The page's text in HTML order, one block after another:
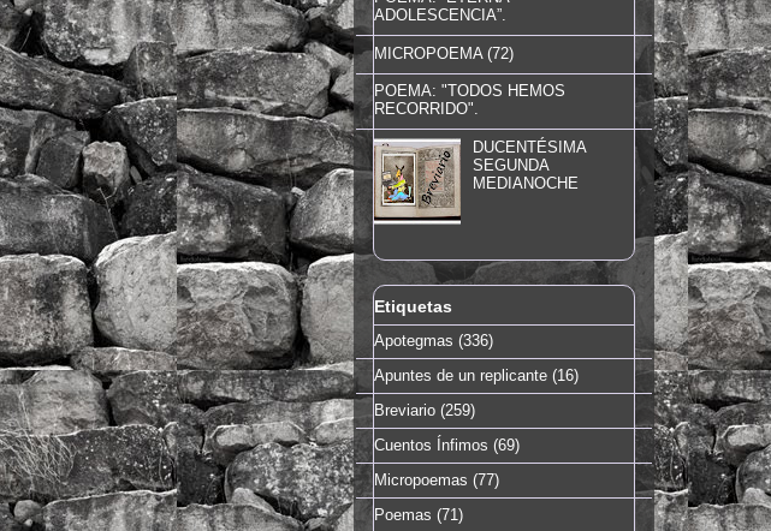
ADOLESCENCIA”.
MICROPOEMA (72)
POEMA: "TODOS HEMOS
RECORRIDO".
DUCENTÉSIMA
SEGUNDA
MEDIANOCHE
Etiquetas
Apotegmas (336)
Apuntes de un replicante (16)
Breviario (259)
Cuentos Ínfimos (69)
Micropoemas (77)
Poemas (71)